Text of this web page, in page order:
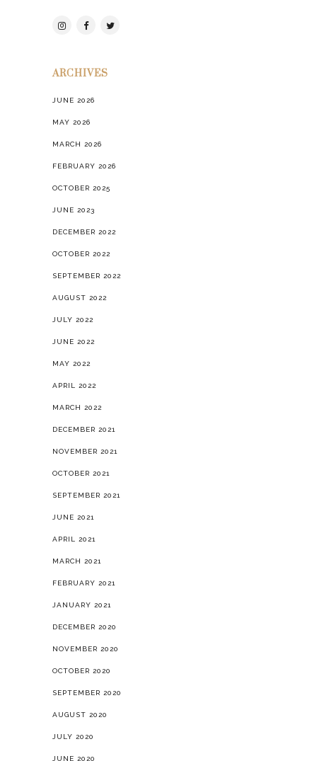
ARCHIVES
JUNE 2026
MAY 2026
MARCH 2026
FEBRUARY 2026
OCTOBER 2025
JUNE 2023
DECEMBER 2022
OCTOBER 2022
SEPTEMBER 2022
AUGUST 2022
JULY 2022
JUNE 2022
MAY 2022
APRIL 2022
MARCH 2022
DECEMBER 2021
NOVEMBER 2021
OCTOBER 2021
SEPTEMBER 2021
JUNE 2021
APRIL 2021
MARCH 2021
FEBRUARY 2021
JANUARY 2021
DECEMBER 2020
NOVEMBER 2020
OCTOBER 2020
SEPTEMBER 2020
AUGUST 2020
JULY 2020
JUNE 2020